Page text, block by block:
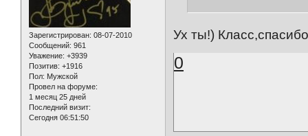
Зарегистрирован: 08-07-2010
Сообщений: 961
Уважение: +3939
Позитив: +1916
Пол: Мужской
Провел на форуме:
1 месяц 25 дней
Последний визит:
Сегодня 06:51:50
Ух ты!)
0